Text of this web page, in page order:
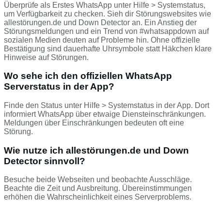
Überprüfe als Erstes WhatsApp unter Hilfe > Systemstatus,
um Verfügbarkeit zu checken. Sieh dir Störungswebsites wie
allestörungen.de und Down Detector an. Ein Anstieg der
Störungsmeldungen und ein Trend von #whatsappdown auf
sozialen Medien deuten auf Probleme hin. Ohne offizielle
Bestätigung sind dauerhafte Uhrsymbole statt Häkchen klare
Hinweise auf Störungen.
Wo sehe ich den offiziellen WhatsApp
Serverstatus in der App?
Finde den Status unter Hilfe > Systemstatus in der App. Dort
informiert WhatsApp über etwaige Diensteinschränkungen.
Meldungen über Einschränkungen bedeuten oft eine
Störung.
Wie nutze ich allestörungen.de und Down
Detector sinnvoll?
Besuche beide Webseiten und beobachte Ausschläge.
Beachte die Zeit und Ausbreitung. Übereinstimmungen
erhöhen die Wahrscheinlichkeit eines Serverproblems.